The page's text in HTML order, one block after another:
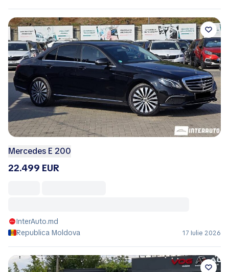
Mercedes E 200
22.499 EUR
InterAuto.md
Republica Moldova
17 Iulie 2026